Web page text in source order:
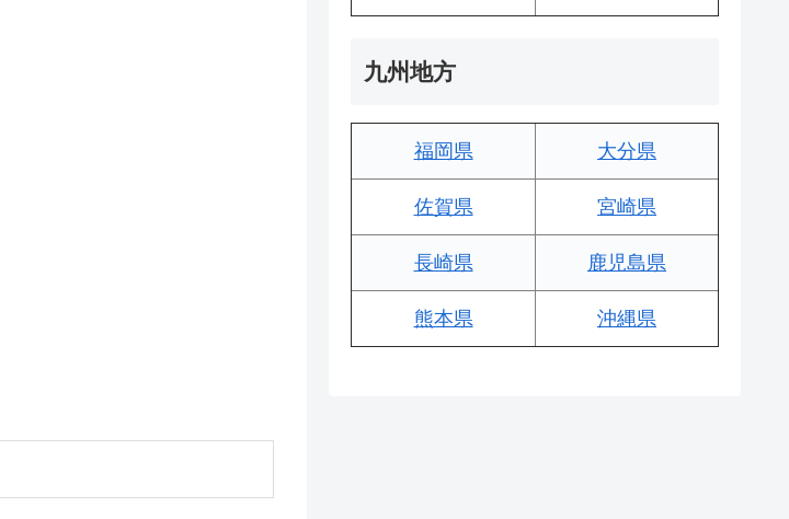
九州地方
福岡県 大分県
佐賀県 宮崎県
長崎県 鹿児島県
熊本県 沖縄県